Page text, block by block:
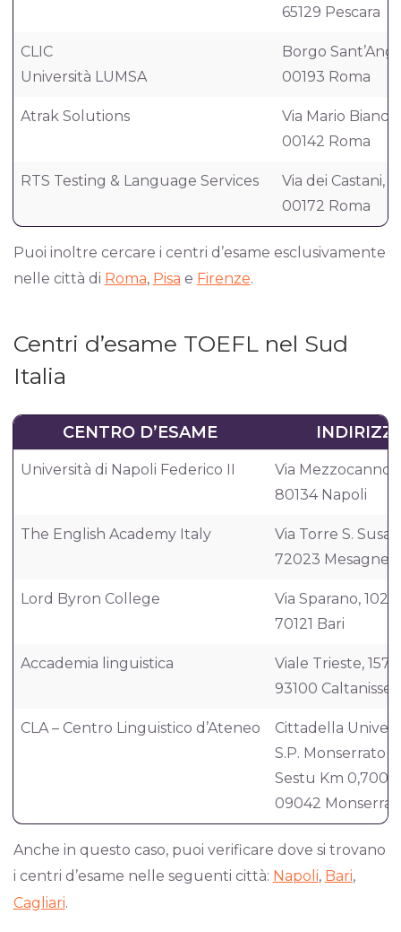
65129 Pescara
CLIC
Università LUMSA
Borgo
00193 Roma
Atrak Solutions
Via Mario
00142 Roma
RTS Testing & Language Services
Via dei Castani,
00172 Roma
Puoi inoltre cercare i centri d’esame esclusivamente
nelle città di Roma, Pisa e Firenze.
Centri d’esame TOEFL nel Sud
Italia
CENTRO D’ESAME
Università di Napoli Federico II
Via
80134 Napoli
The English Academy Italy
Via Torre S.
72023 Mesagne
Lord Byron College
Via Sparano, 102
70121 Bari
Accademia linguistica
Viale Trieste, 157
93100
CLA – Centro Linguistico d’Ateneo
Cittadella
S.P. Monserrato
Sestu Km 0,700
09042
Anche in questo caso, puoi verificare dove si trovano
i centri d’esame nelle seguenti città: Napoli, Bari,
Cagliari.